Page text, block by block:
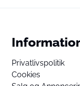
Privatlivspolitik
Cookies